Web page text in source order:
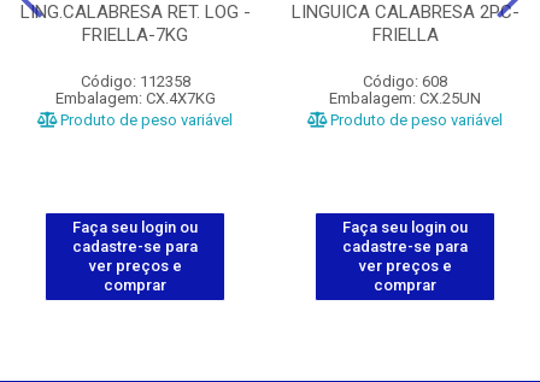
LING.CALABRESA RET. LOG -
FRIELLA-7KG
Código: 112358
Embalagem: CX.4X7KG
Produto de peso variável
Faça seu login ou
cadastre-se para
ver preços e
comprar
LINGUICA CALABRESA 2PC-
FRIELLA
Código: 608
Embalagem: CX.25UN
Produto de peso variável
Faça seu login ou
cadastre-se para
ver preços e
comprar